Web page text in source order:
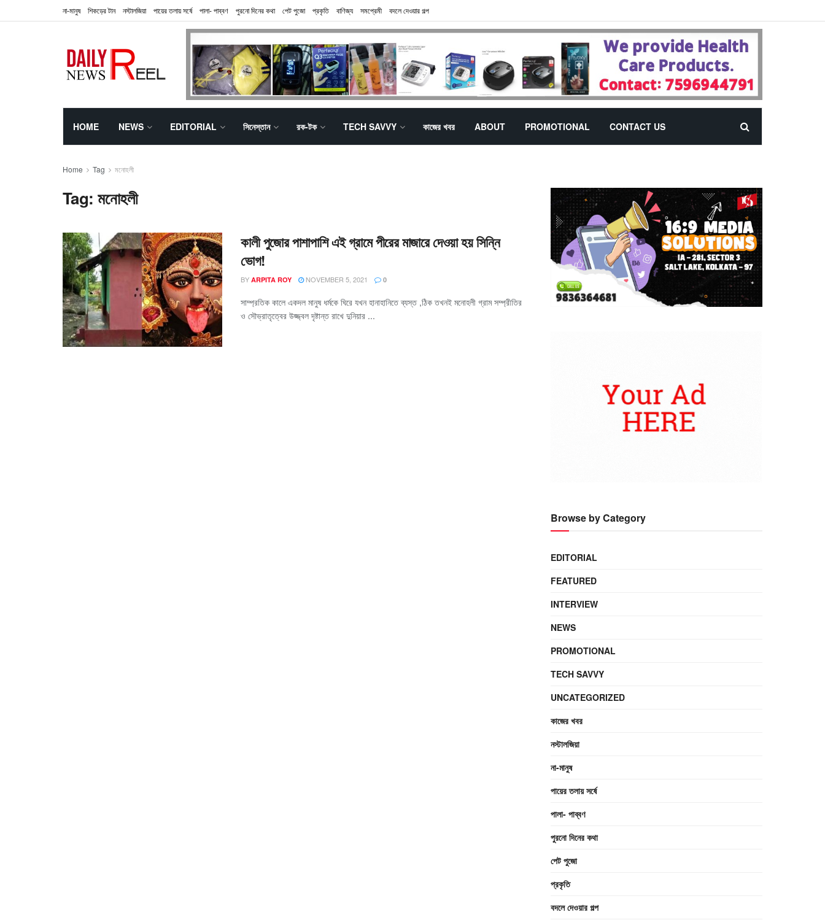
না-মানুষ শিকড়ের টান নস্টালজিয়া পায়ের তলায় সর্ষে পালা- পাব্বণ পুরনো দিনের কথা পেট পুজো প্রকৃতি বাণিজ্য সমপ্রেমী বদলে দেওয়ার গল্প
HOME NEWS EDITORIAL সিনেস্তান রক-টক TECH SAVVY কাজের খবর ABOUT PROMOTIONAL CONTACT US
Home Tag মনোহলী
Tag:মনোহলী
কালী পুজোর পাশাপাশি এই গ্রামে পীরের মাজারে দেওয়া হয় সিন্নি
ভোগ!
BY ARPITA ROY NOVEMBER 5, 2021 0
সাম্প্রতিক কালে একদল মানুষ ধর্মকে ঘিরে যখন হানাহানিতে ব্যস্ত ,ঠিক তখনই মনোহলী গ্রাম সম্প্রীতির
ও সৌভ্রাতৃত্বের উজ্জ্বল দৃষ্টান্ত রাখে দুনিয়ার ...
Browse by Category
EDITORIAL
FEATURED
INTERVIEW
NEWS
PROMOTIONAL
TECH SAVVY
UNCATEGORIZED
কাজের খবর
নস্টালজিয়া
না-মানুষ
পায়ের তলায় সর্ষে
পালা- পাব্বণ
পুরনো দিনের কথা
পেট পুজো
প্রকৃতি
বদলে দেওয়ার গল্প